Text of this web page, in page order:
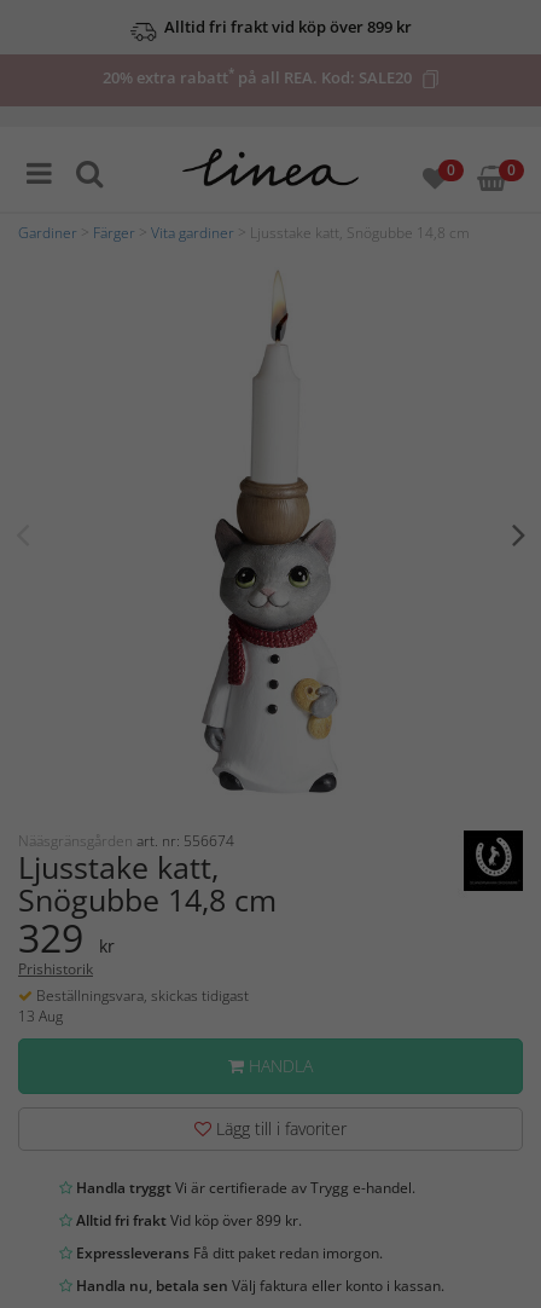
Alltid fri frakt vid köp över 899 kr
20% extra rabatt*på all REA. Kod: SALE20
0 0
Gardiner Färger Vita gardiner > Ljusstake katt, Snögubbe 14,8 cm
Nääsgränsgården art. nr: 556674
Ljusstake katt,
Snögubbe 14,8 cm
329 kr
Prishistorik
Beställningsvara, skickas tidigast
13 Aug
HANDLA
Lägg till i favoriter
Handla tryggtVi är certifierade av Trygg e-handel.
Alltid fri fraktVid köp över 899 kr.
Expressleverans Få ditt paket redan imorgon.
Handla nu, betala sen Välj faktura eller konto i kassan.